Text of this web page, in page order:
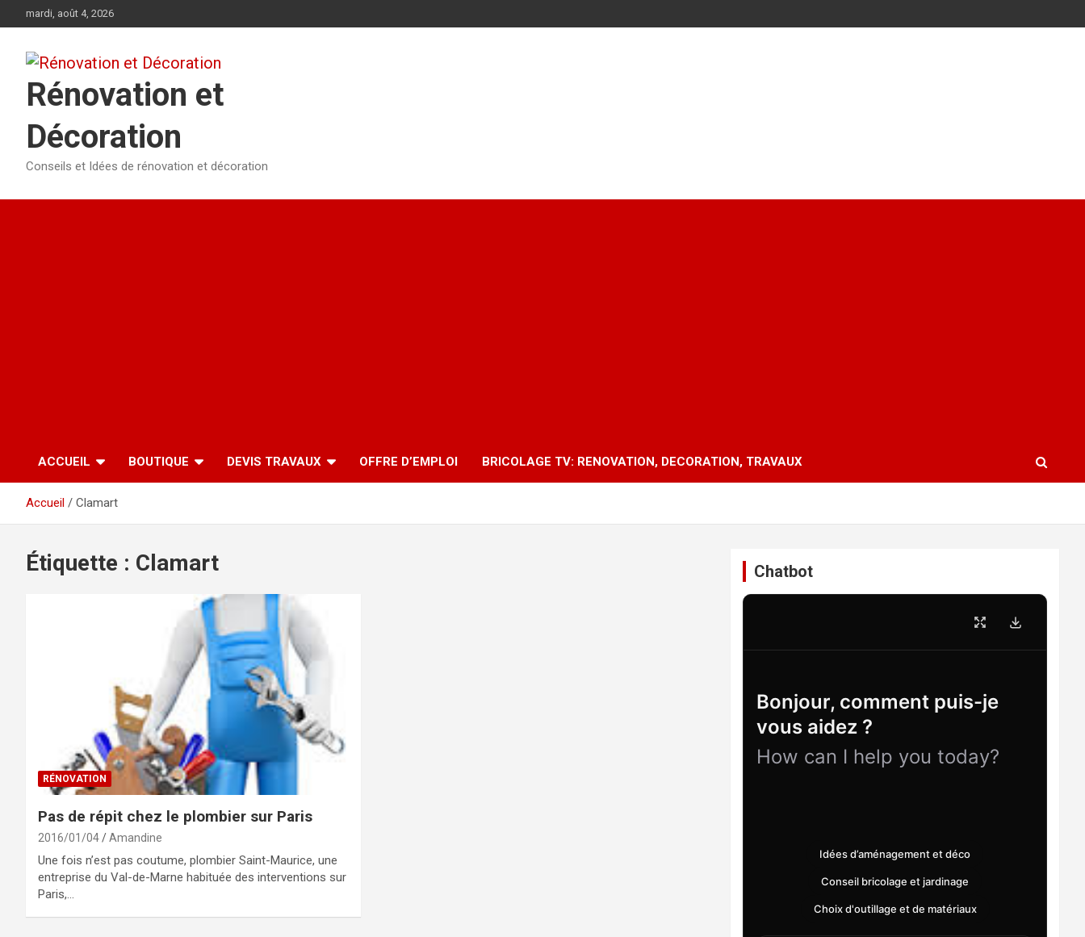
au
mardi, août 4, 2026
Rénovation et
Décoration
Conseils et Idées de rénovation et décoration
ACCUEIL BOUTIQUE DEVIS TRAVAUX OFFRE D’EMPLOI BRICOLAGE TV: RENOVATION, DECORATION, TRAVAUX
Accueil Clamart
Étiquette : Clamart
RÉNOVATION
Pas de répit chez le plombier sur Paris
2016/01/04 Amandine
Une fois n’est pas coutume, plombier Saint-Maurice, une
entreprise du Val-de-Marne habituée des interventions sur
Paris,…
Chatbot
Bonjour, comment puis-je
vous aidez ?
How can I help you today?
Idées d’aménagement et déco
Conseil bricolage et jardinage
Choix d'outillage et de matériaux